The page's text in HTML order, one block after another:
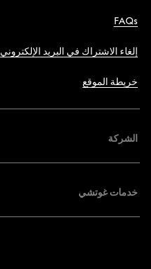
FAQs
إلغاء الاشتراك في البريد الإلكتروني
خريطة الموقع
الشركة
خدمات غوتشي